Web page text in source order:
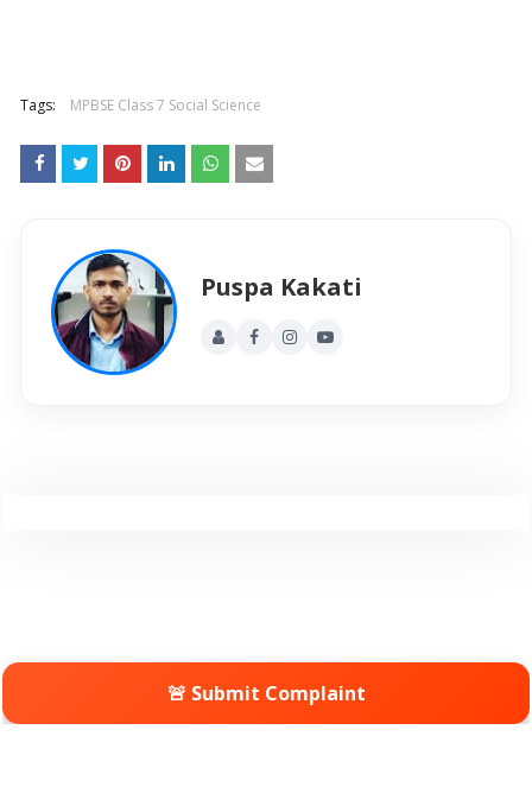
Tags: MPBSE Class 7 Social Science
Puspa Kakati
🚨 Submit Complaint